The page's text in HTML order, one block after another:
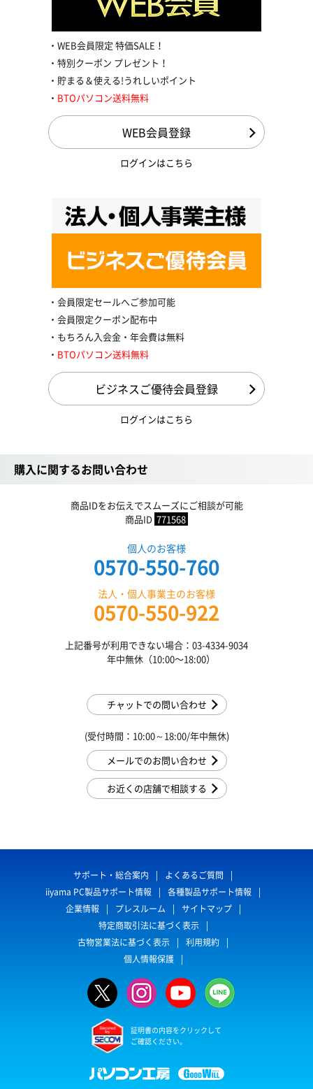
WEB会員限定 特価SALE！
特別クーポン プレゼント！
貯まる＆使える!うれしいポイント
BTOパソコン送料無料
WEB会員登録
ログインはこちら
会員限定セールへご参加可能
会員限定クーポン配布中
もちろん入会金・年会費は無料
BTOパソコン送料無料
ビジネスご優待会員登録
ログインはこちら
購入に関するお問い合わせ
商品IDをお伝えでスムーズにご相談が可能
商品ID 771568
個人のお客様
0570-550-760
法人・個人事業主のお客様
0570-550-922
上記番号が利用できない場合：03-4334-9034
年中無休（10:00〜18:00）
チャットでの問い合わせ
(受付時間：10:00～18:00/年中無休)
メールでのお問い合わせ
お近くの店舗で相談する
サポート・総合案内
よくあるご質問
iiyama PC製品サポート情報
各種製品サポート情報
企業情報
プレスルーム
サイトマップ
特定商取引法に基づく表示
古物営業法に基づく表示
利用規約
個人情報保護
証明書の内容をクリックして
ご確認ください。